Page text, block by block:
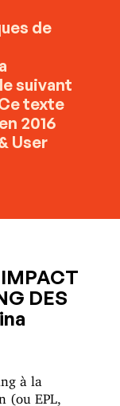
de
suivant
texte
2016
User
DES
à la
(ou EPL,